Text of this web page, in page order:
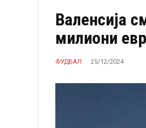
Валенсија
милиони
ФУДБАЛ 25/12/2024